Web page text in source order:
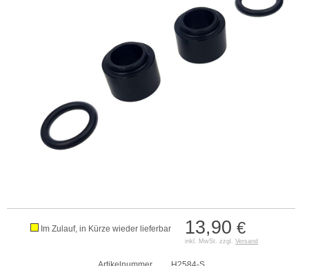
13,90 €
inkl. MwSt. zzgl. Versand
Im Zulauf, in Kürze wieder lieferbar